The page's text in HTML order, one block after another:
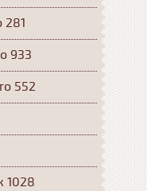
281
933
552
1028